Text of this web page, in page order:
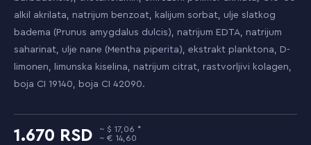
alkil akrilata, natrijum benzoat, kalijum sorbat, ulje slatkog
badema (Prunus amygdalus dulcis), natrijum EDTA, natrijum
saharinat, ulje nane (Mentha piperita), ekstrakt planktona, D-
limonen, limunska kiselina, natrijum citrat, rastvorljivi kolagen,
boja CI 19140, boja CI 42090.
1.670
17,06
14,60